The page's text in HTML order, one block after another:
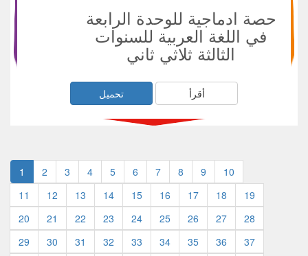
حصة ادماجية للوحدة الرابعة
في اللغة العربية للسنوات
الثالثة ثلاثي ثاني
أقرأ تحميل
1 2 3 4 5 6 7 8 9
10
11
12 13 14 15 16 17 18
19
20
21 22 23 24 25 26 27
28
29
30 31 32 33 34 35 36
37